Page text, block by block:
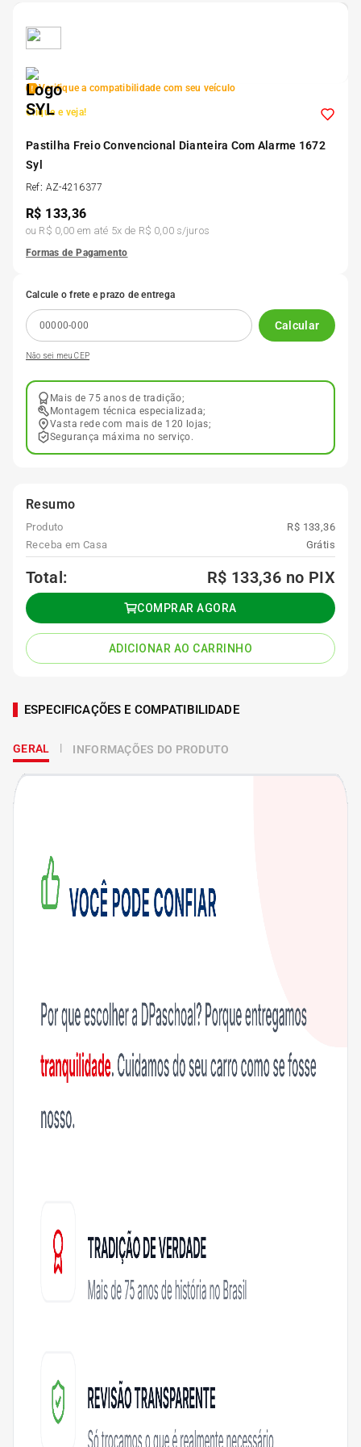
Verifique a compatibilidade com seu veículo
Clique e veja!
Pastilha Freio Convencional Dianteira Com Alarme 1672
Syl
Ref: AZ-4216377
R$ 133,36
ou R$ 0,00 em até 5x de R$ 0,00s/juros
Formas de Pagamento
Calcule o frete e prazo de entrega
Calcular
Não sei meu CEP
Mais de 75 anos de tradição;
Montagem técnica especializada;
Vasta rede com mais de 120 lojas;
Segurança máxima no serviço.
Resumo
Produto
R$ 133,36
Receba em Casa
Grátis
Total: R$ 133,36 no PIX
COMPRAR AGORA
ADICIONAR AO CARRINHO
ESPECIFICAÇÕES E COMPATIBILIDADE
GERAL INFORMAÇÕES DO PRODUTO
5º
7
9º 175 65 14